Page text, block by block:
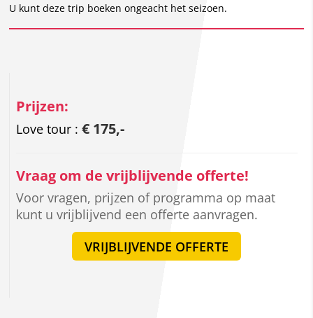
U kunt deze trip boeken ongeacht het seizoen.
Prijzen:
Love tour : € 175,-
Vraag om de vrijblijvende offerte!
Voor vragen, prijzen of programma op maat
kunt u vrijblijvend een offerte aanvragen.
VRIJBLIJVENDE OFFERTE